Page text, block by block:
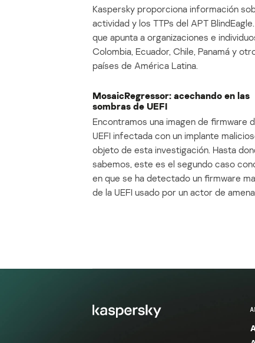
Kaspersky proporciona información
actividad y los TTPs del APT
que apunta a organizaciones e
Colombia, Ecuador, Chile, Panamá y
países de América Latina.
MosaicRegressor: acechando en las
sombras de UEFI
Encontramos una imagen de firmware
UEFI infectada con un implante
objeto de esta investigación. Hasta
sabemos, este es el segundo caso
en que se ha detectado un firmware
de la UEFI usado por un actor de